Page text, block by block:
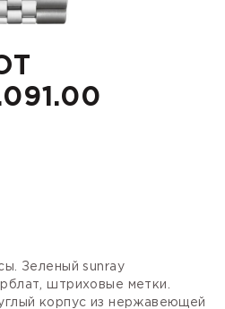
Зеленый sunray
штриховые метки.
корпус из нержавеющей